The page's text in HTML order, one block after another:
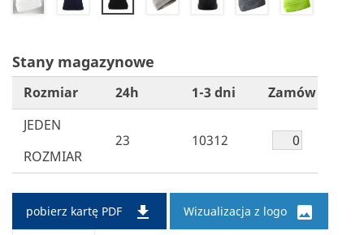
Stany magazynowe
Rozmiar 24h 1-3 dni
Zamów
JEDEN
ROZMIAR
23 10312
pobierz kartę PDF  Wizualizacja z logo
